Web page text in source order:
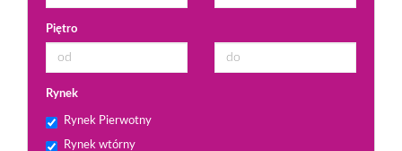
Piętro
Rynek
Rynek Pierwotny
Rynek wtórny